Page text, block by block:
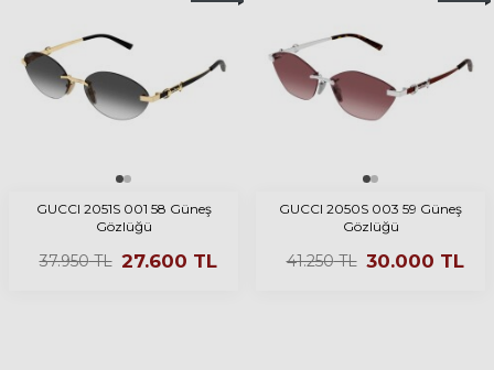
GUCCI 2051S 001 58 Güneş
Gözlüğü
37.950TL 27.600 TL
GUCCI 2050S 003 59 Güneş
Gözlüğü
41.250TL 30.000 TL